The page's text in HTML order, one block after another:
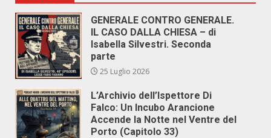
GENERALE CONTRO GENERALE.
IL CASO DALLA CHIESA – di
Isabella Silvestri. Seconda
parte
25 Luglio 2026
L’Archivio dell’Ispettore Di
Falco: Un Incubo Arancione
Accende la Notte nel Ventre del
Porto (Capitolo 33)